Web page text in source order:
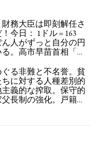
務大臣は即刻解任さ
今日： 1ドル = 163
人がずっと自分の円
。高市早苗首相「円
Finance Minister KATAYAMA
fired immediately! Today: 1 US$ =
Have Long Been Draining
Prime Minister TAKAICHI
る非難と不名誉。貧
ちに対する人種差別的
義的な搾取。保守的
長制の強化。戸籍制
Reinforcement of